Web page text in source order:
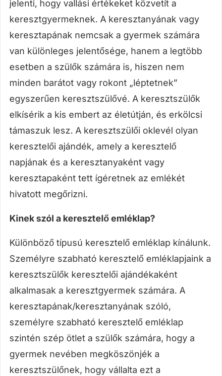
jelenti, hogy vallási értékeket közvetít a
keresztgyermeknek. A keresztanyának vagy
keresztapának nemcsak a gyermek számára
van különleges jelentősége, hanem a legtöbb
esetben a szülők számára is, hiszen nem
minden barátot vagy rokont „léptetnek”
egyszerűen keresztszülővé. A keresztszülők
elkísérik a kis embert az életútján, és erkölcsi
támaszuk lesz. A keresztszülői oklevél olyan
keresztelői ajándék, amely a keresztelő
napjának és a keresztanyaként vagy
keresztapaként tett ígéretnek az emlékét
hivatott megőrizni.
Kinek szól a keresztelő emléklap?
Különböző típusú keresztelő emléklap kínálunk.
Személyre szabható keresztelő emléklapjaink a
keresztszülők keresztelői ajándékaként
alkalmasak a keresztgyermek számára. A
keresztapának/keresztanyának szóló,
személyre szabható keresztelő emléklap
szintén szép ötlet a szülők számára, hogy a
gyermek nevében megköszönjék a
keresztszülőnek, hogy vállalta ezt a